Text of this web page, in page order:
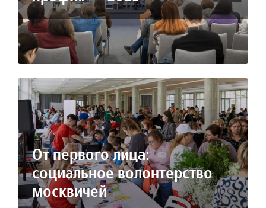
От первого лица:
социальное волонтерство
москвичей